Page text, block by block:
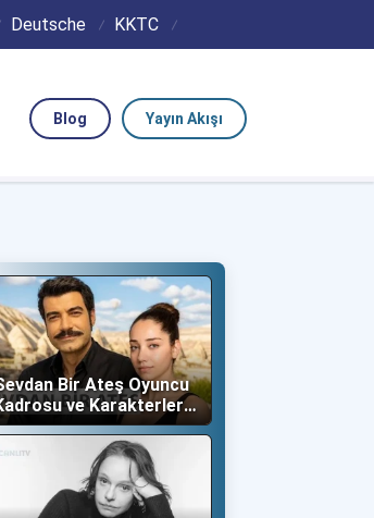
Deutsche KKTC
Yayın Akışı
Blog
Bir Ateş Oyuncu
ve Karakterleri
TV)